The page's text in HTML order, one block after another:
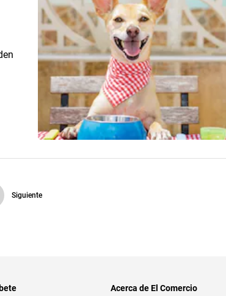
Siguiente
Acerca de El Comercio